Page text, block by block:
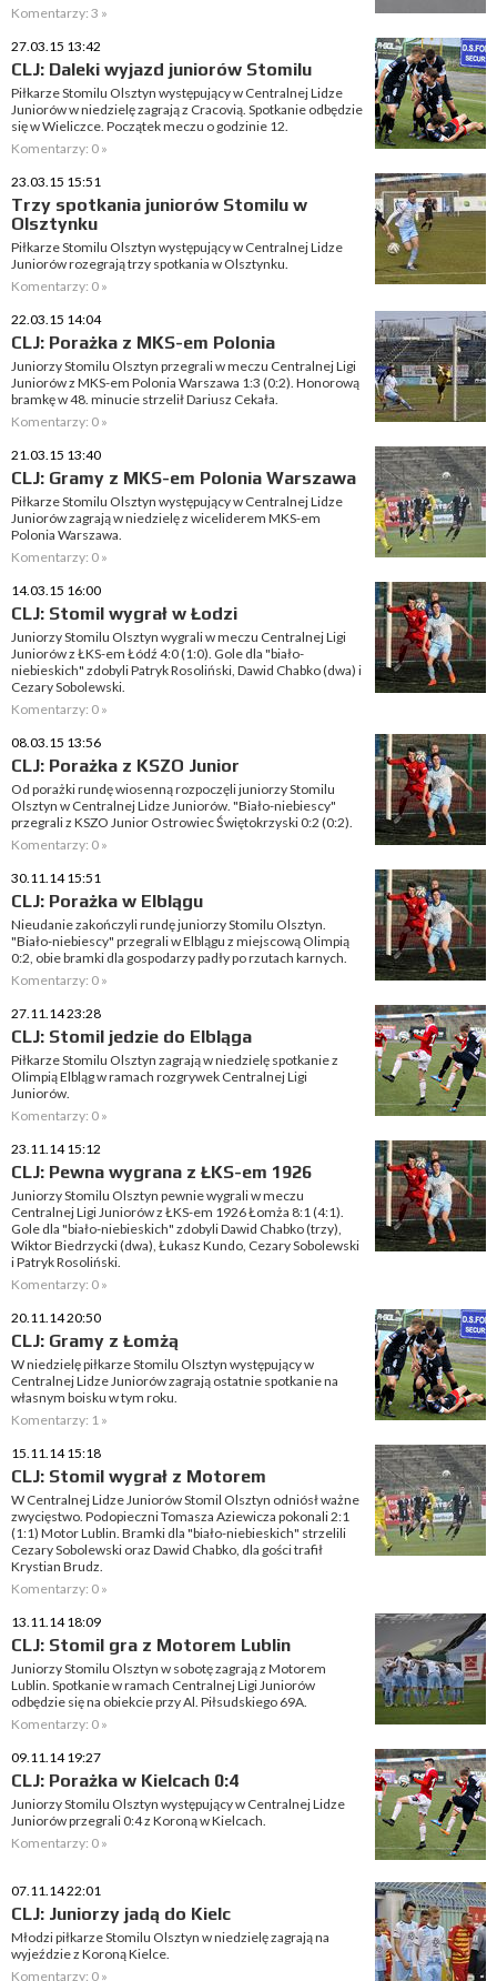
Komentarzy: 3 »
27.03.15 13:42
CLJ: Daleki wyjazd juniorów Stomilu
Piłkarze Stomilu Olsztyn występujący w Centralnej Lidze
Juniorów w niedzielę zagrają z Cracovią. Spotkanie odbędzie
się w Wieliczce. Początek meczu o godzinie 12.
Komentarzy: 0 »
23.03.15 15:51
Trzy spotkania juniorów Stomilu w
Olsztynku
Piłkarze Stomilu Olsztyn występujący w Centralnej Lidze
Juniorów rozegrają trzy spotkania w Olsztynku.
Komentarzy: 0 »
22.03.15 14:04
CLJ: Porażka z MKS-em Polonia
Juniorzy Stomilu Olsztyn przegrali w meczu Centralnej Ligi
Juniorów z MKS-em Polonia Warszawa 1:3 (0:2). Honorową
bramkę w 48. minucie strzelił Dariusz Cekała.
Komentarzy: 0 »
21.03.15 13:40
CLJ: Gramy z MKS-em Polonia Warszawa
Piłkarze Stomilu Olsztyn występujący w Centralnej Lidze
Juniorów zagrają w niedzielę z wiceliderem MKS-em
Polonia Warszawa.
Komentarzy: 0 »
14.03.15 16:00
CLJ: Stomil wygrał w Łodzi
Juniorzy Stomilu Olsztyn wygrali w meczu Centralnej Ligi
Juniorów z ŁKS-em Łódź 4:0 (1:0). Gole dla "biało-
niebieskich" zdobyli Patryk Rosoliński, Dawid Chabko (dwa) i
Cezary Sobolewski.
Komentarzy: 0 »
08.03.15 13:56
CLJ: Porażka z KSZO Junior
Od porażki rundę wiosenną rozpoczęli juniorzy Stomilu
Olsztyn w Centralnej Lidze Juniorów. "Biało-niebiescy"
przegrali z KSZO Junior Ostrowiec Świętokrzyski 0:2 (0:2).
Komentarzy: 0 »
30.11.14 15:51
CLJ: Porażka w Elblągu
Nieudanie zakończyli rundę juniorzy Stomilu Olsztyn.
"Biało-niebiescy" przegrali w Elblągu z miejscową Olimpią
0:2, obie bramki dla gospodarzy padły po rzutach karnych.
Komentarzy: 0 »
27.11.14 23:28
CLJ: Stomil jedzie do Elbląga
Piłkarze Stomilu Olsztyn zagrają w niedzielę spotkanie z
Olimpią Elbląg w ramach rozgrywek Centralnej Ligi
Juniorów.
Komentarzy: 0 »
23.11.14 15:12
CLJ: Pewna wygrana z ŁKS-em 1926
Juniorzy Stomilu Olsztyn pewnie wygrali w meczu
Centralnej Ligi Juniorów z ŁKS-em 1926 Łomża 8:1 (4:1).
Gole dla "biało-niebieskich" zdobyli Dawid Chabko (trzy),
Wiktor Biedrzycki (dwa), Łukasz Kundo, Cezary Sobolewski
i Patryk Rosoliński.
Komentarzy: 0 »
20.11.14 20:50
CLJ: Gramy z Łomżą
W niedzielę piłkarze Stomilu Olsztyn występujący w
Centralnej Lidze Juniorów zagrają ostatnie spotkanie na
własnym boisku w tym roku.
Komentarzy: 1 »
15.11.14 15:18
CLJ: Stomil wygrał z Motorem
W Centralnej Lidze Juniorów Stomil Olsztyn odniósł ważne
zwycięstwo. Podopieczni Tomasza Aziewicza pokonali 2:1
(1:1) Motor Lublin. Bramki dla "biało-niebieskich" strzelili
Cezary Sobolewski oraz Dawid Chabko, dla gości trafił
Krystian Brudz.
Komentarzy: 0 »
13.11.14 18:09
CLJ: Stomil gra z Motorem Lublin
Juniorzy Stomilu Olsztyn w sobotę zagrają z Motorem
Lublin. Spotkanie w ramach Centralnej Ligi Juniorów
odbędzie się na obiekcie przy Al. Piłsudskiego 69A.
Komentarzy: 0 »
09.11.14 19:27
CLJ: Porażka w Kielcach 0:4
Juniorzy Stomilu Olsztyn występujący w Centralnej Lidze
Juniorów przegrali 0:4 z Koroną w Kielcach.
Komentarzy: 0 »
07.11.14 22:01
CLJ: Juniorzy jadą do Kielc
Młodzi piłkarze Stomilu Olsztyn w niedzielę zagrają na
wyjeździe z Koroną Kielce.
Komentarzy: 0 »